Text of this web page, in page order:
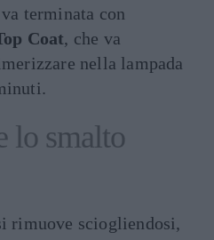
terminata con
Coat, che va
nella lampada
lo smalto
rimuove sciogliendosi,